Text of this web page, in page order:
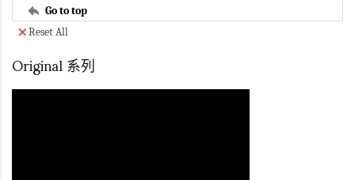
Go to top
Reset All
Original 系列